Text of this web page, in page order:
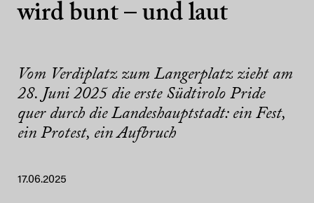
wird bunt – und laut
Vom Verdiplatz zum Langerplatz zieht am
28. Juni 2025 die erste Südtirolo Pride
quer durch die Landeshauptstadt: ein Fest,
ein Protest, ein Aufbruch
17.06.2025